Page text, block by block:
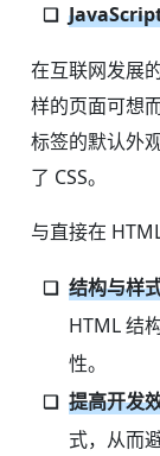
在互联网发展
样的页面可想
标签的默认外
了 CSS。
与直接在
结构与样
HTML 结
性。
提高开发
式，从而